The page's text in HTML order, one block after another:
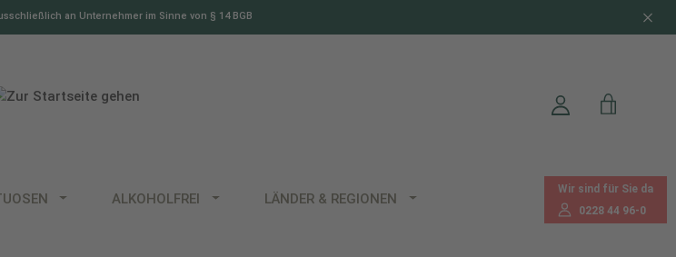
an Unternehmer im Sinne von § 14 BGB
ALKOHOLFREI LÄNDER & REGIONEN
Wir sind für Sie da
0228 44 96-0